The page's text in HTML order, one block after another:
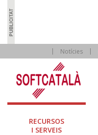
Notícies
RECURSOS
I SERVEIS